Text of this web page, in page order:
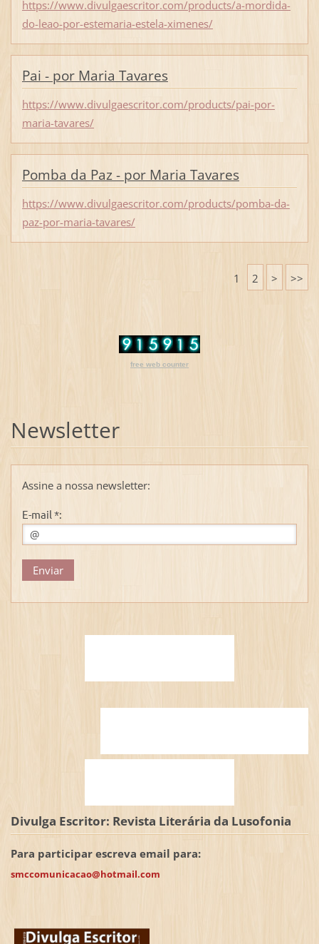
https://www.divulgaescritor.com/products/a-mordida-
do-leao-por-estemaria-estela-ximenes/
Pai - por Maria Tavares
https://www.divulgaescritor.com/products/pai-por-
maria-tavares/
Pomba da Paz - por Maria Tavares
https://www.divulgaescritor.com/products/pomba-da-
paz-por-maria-tavares/
1 2 > >>
free web counter
Newsletter
Assine a nossa newsletter:
E-mail *:
Divulga Escritor: Revista Literária da Lusofonia
Para participar escreva email para:
smccomunicacao@hotmail.com